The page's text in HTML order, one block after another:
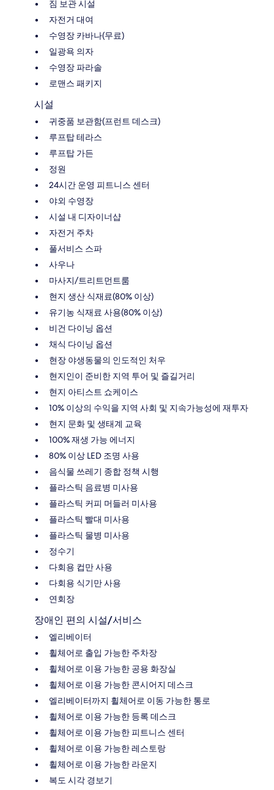
짐 보관 시설
자전거 대여
수영장 카바나(무료)
일광욕 의자
수영장 파라솔
로맨스 패키지
시설
귀중품 보관함(프런트 데스크)
루프탑 테라스
루프탑 가든
정원
24시간 운영 피트니스 센터
야외 수영장
시설 내 디자이너샵
자전거 주차
풀서비스 스파
사우나
마사지/트리트먼트룸
현지 생산 식재료(80% 이상)
유기농 식재료 사용(80% 이상)
비건 다이닝 옵션
채식 다이닝 옵션
현장 야생동물의 인도적인 처우
현지인이 준비한 지역 투어 및 즐길거리
현지 아티스트 쇼케이스
10% 이상의 수익을 지역 사회 및 지속가능성에 재투자
현지 문화 및 생태계 교육
100% 재생 가능 에너지
80% 이상 LED 조명 사용
음식물 쓰레기 종합 정책 시행
플라스틱 음료병 미사용
플라스틱 커피 머들러 미사용
플라스틱 빨대 미사용
플라스틱 물병 미사용
정수기
다회용 컵만 사용
다회용 식기만 사용
연회장
장애인 편의 시설/서비스
엘리베이터
휠체어로 출입 가능한 주차장
휠체어로 이용 가능한 공용 화장실
휠체어로 이용 가능한 콘시어지 데스크
엘리베이터까지 휠체어로 이동 가능한 통로
휠체어로 이용 가능한 등록 데스크
휠체어로 이용 가능한 피트니스 센터
휠체어로 이용 가능한 레스토랑
휠체어로 이용 가능한 라운지
복도 시각 경보기